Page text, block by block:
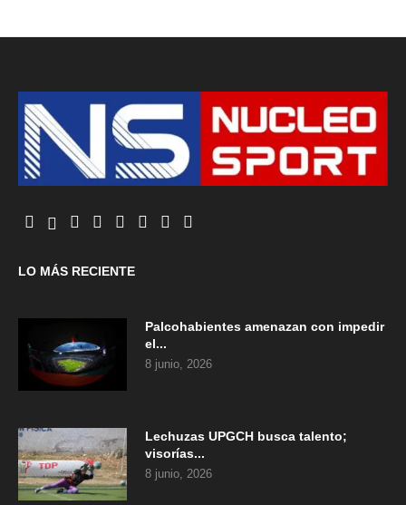
LO MÁS RECIENTE
Palcohabientes amenazan con impedir
el...
8 junio, 2026
Lechuzas UPGCH busca talento;
visorías...
8 junio, 2026